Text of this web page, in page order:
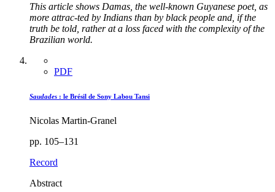
This article shows Damas, the well-known Guyanese poet, as
more attrac-ted by Indians than by black people and, if the
truth be told, rather at a loss faced with the complexity of the
Brazilian world.
PDF
Saudades : le Brésil de Sony Labou Tansi
Nicolas Martin-Granel
pp. 105–131
Record
Abstract